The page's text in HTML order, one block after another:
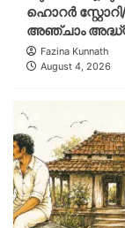
ഹൊറർ
അഞ്ചാം
Fazina Kunnath
August 4, 2026